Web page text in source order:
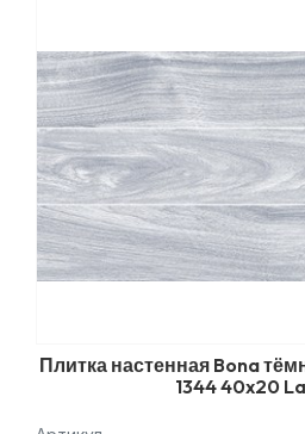
Плитка настенная Bona
1344 40x20